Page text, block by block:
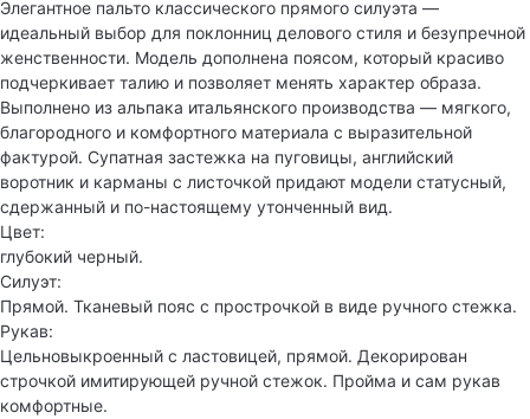
Элегантное пальто классического прямого силуэта —
идеальный выбор для поклонниц делового стиля и безупречной
женственности. Модель дополнена поясом, который красиво
подчеркивает талию и позволяет менять характер образа.
Выполнено из альпака итальянского производства — мягкого,
благородного и комфортного материала с выразительной
фактурой. Супатная застежка на пуговицы, английский
воротник и карманы с листочкой придают модели статусный,
сдержанный и по-настоящему утонченный вид.
Цвет:
глубокий черный.
Силуэт:
Прямой. Тканевый пояс с прострочкой в виде ручного стежка.
Рукав:
Цельновыкроенный с ластовицей, прямой. Декорирован
строчкой имитирующей ручной стежок. Пройма и сам рукав
комфортные.